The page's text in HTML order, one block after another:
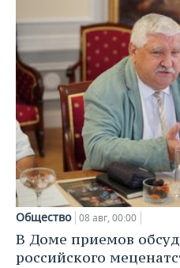
Общество 08 авг, 00:00
В Доме приемов
российского